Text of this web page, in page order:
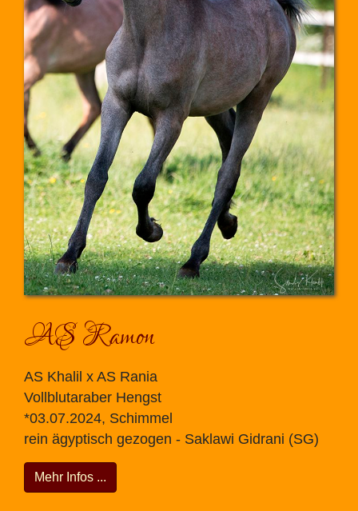
AS Ramon
AS Khalil x AS Rania
Vollblutaraber Hengst
*03.07.2024, Schimmel
rein ägyptisch gezogen - Saklawi Gidrani (SG)
Mehr Infos ...